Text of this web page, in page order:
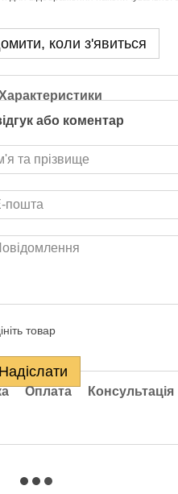
коли з'явиться
або коментар
товар
Надіслати
Оплата Консультація